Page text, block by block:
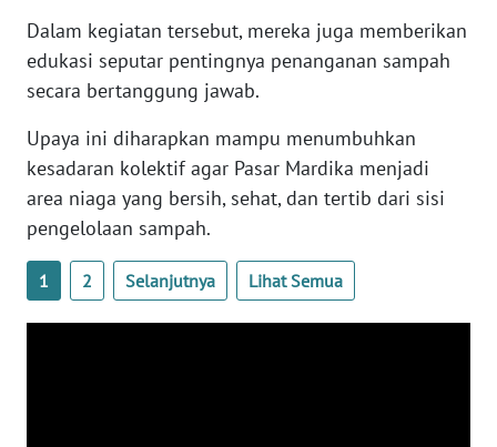
Dalam kegiatan tersebut, mereka juga memberikan
edukasi seputar pentingnya penanganan sampah
secara bertanggung jawab.
Upaya ini diharapkan mampu menumbuhkan
kesadaran kolektif agar Pasar Mardika menjadi
area niaga yang bersih, sehat, dan tertib dari sisi
pengelolaan sampah.
1 2 Selanjutnya Lihat Semua
WN
RIAU
SERAMBI
WN
JAMBI
SULTRA